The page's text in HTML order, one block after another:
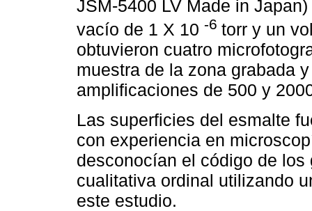
JSM-5400 LV Made in
vacío de 1 X 10 -6 torr y un
obtuvieron cuatro
muestra de la zona grabada
amplificaciones de 500 y
Las superficies del esmalte
con experiencia en
desconocían el código de
cualitativa ordinal utilizando
este estudio.